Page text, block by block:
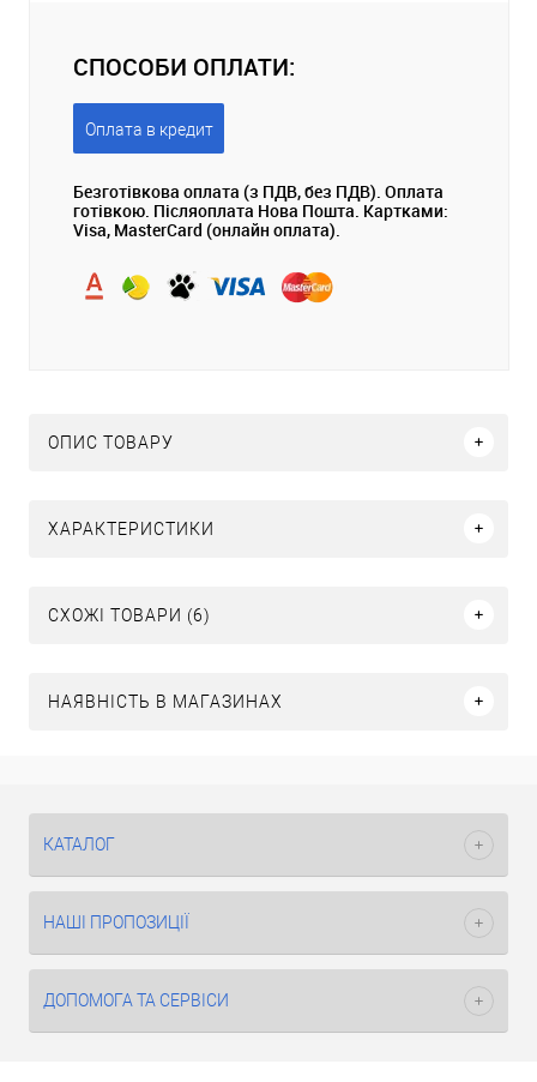
СПОСОБИ ОПЛАТИ:
Оплата в кредит
Безготівкова оплата (з ПДВ, без ПДВ). Оплата
готівкою. Післяоплата Нова Пошта. Картками:
Visa, MasterCard (онлайн оплата).
ОПИС ТОВАРУ
ХАРАКТЕРИСТИКИ
СХОЖІ ТОВАРИ (6)
НАЯВНІСТЬ В МАГАЗИНАХ
КАТАЛОГ
НАШІ ПРОПОЗИЦІЇ
ДОПОМОГА ТА СЕРВІСИ